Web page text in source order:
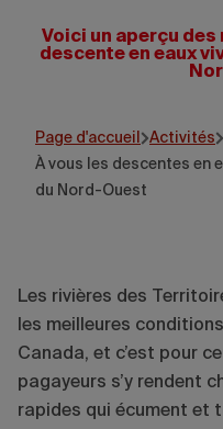
Voici un aperçu
descente en eaux
Page d'accueil
Activités
À vous les descentes en
du Nord-Ouest
Les rivières des
les meilleures
Canada, et c’est pour
pagayeurs s’y rendent
rapides qui écument et